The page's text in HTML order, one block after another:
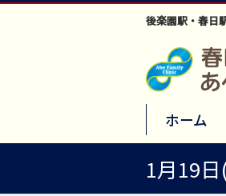
後楽園駅・春日
ホーム
1月19